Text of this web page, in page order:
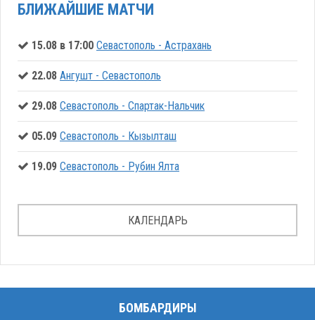
БЛИЖАЙШИЕ МАТЧИ
15.08 в 17:00 Севастополь - Астрахань
22.08 Ангушт - Севастополь
29.08 Севастополь - Спартак-Нальчик
05.09 Севастополь - Кызылташ
19.09 Севастополь - Рубин Ялта
КАЛЕНДАРЬ
БОМБАРДИРЫ